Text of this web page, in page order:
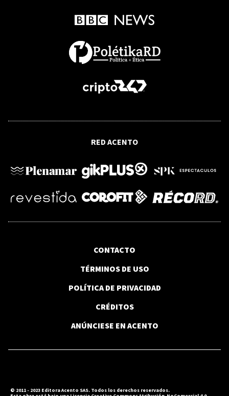
RED ACENTO
CONTACTO
TÉRMINOS DE USO
POLÍTICA DE PRIVACIDAD
CRÉDITOS
ANÚNCIESE EN ACENTO
© 2011 - 2023 Editora Acento SAS. Todos los derechos reservados.